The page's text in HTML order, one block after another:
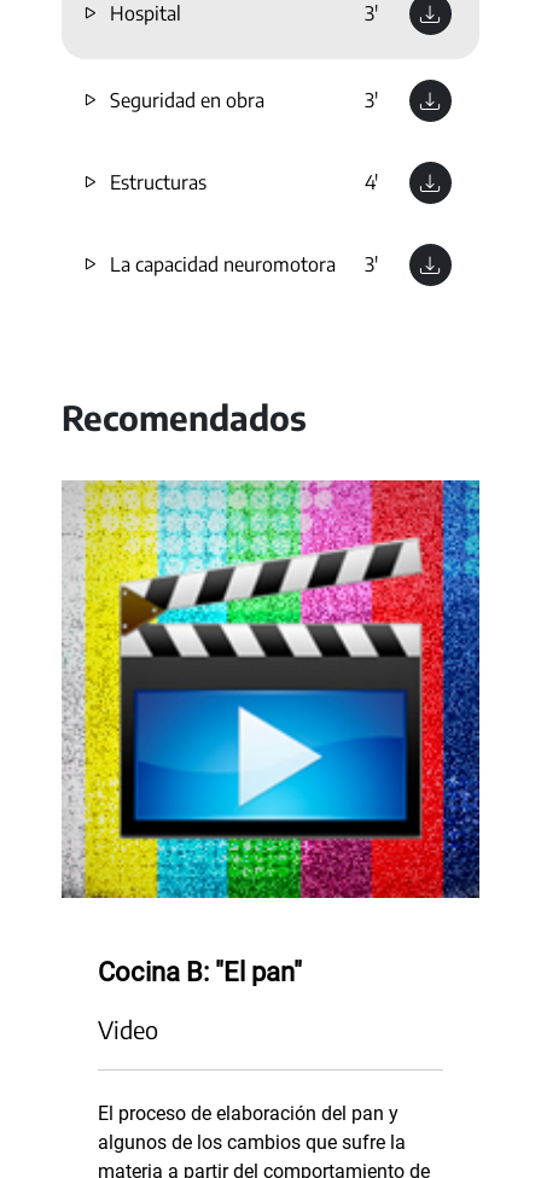
Hospital 3'
Seguridad en obra 3'
Estructuras 4'
La capacidad neuromotora 3'
Recomendados
Cocina B: "El pan"
Video
El proceso de elaboración del pan y
algunos de los cambios que sufre la
materia a partir del comportamiento de